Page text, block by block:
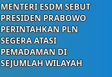
MENTERI ESDM SEBUT
PRESIDEN PRABOWO
PERINTAHKAN PLN
SEGERA ATASI
PEMADAMAN DI
SEJUMLAH WILAYAH